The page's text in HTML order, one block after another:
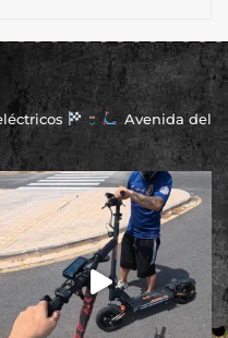
Avenida del